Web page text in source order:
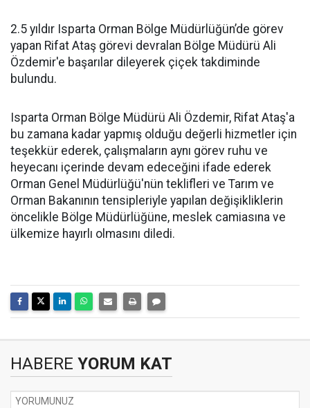
2.5 yıldır Isparta Orman Bölge Müdürlüğün’de görev
yapan Rifat Ataş görevi devralan Bölge Müdürü Ali
Özdemir'e başarılar dileyerek çiçek takdiminde
bulundu.
Isparta Orman Bölge Müdürü Ali Özdemir, Rifat Ataş'a
bu zamana kadar yapmış olduğu değerli hizmetler için
teşekkür ederek, çalışmaların aynı görev ruhu ve
heyecanı içerinde devam edeceğini ifade ederek
Orman Genel Müdürlüğü'nün teklifleri ve Tarım ve
Orman Bakanının tensipleriyle yapılan değişikliklerin
öncelikle Bölge Müdürlüğüne, meslek camiasına ve
ülkemize hayırlı olmasını diledi.
HABERE YORUM KAT